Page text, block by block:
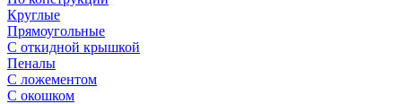
Круглые
Прямоугольные
С откидной крышкой
Пеналы
С ложементом
С окошком